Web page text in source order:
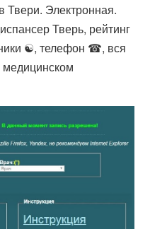
Твери. Электронная.
Тверь, рейтинг
☯, телефон ☎, вся